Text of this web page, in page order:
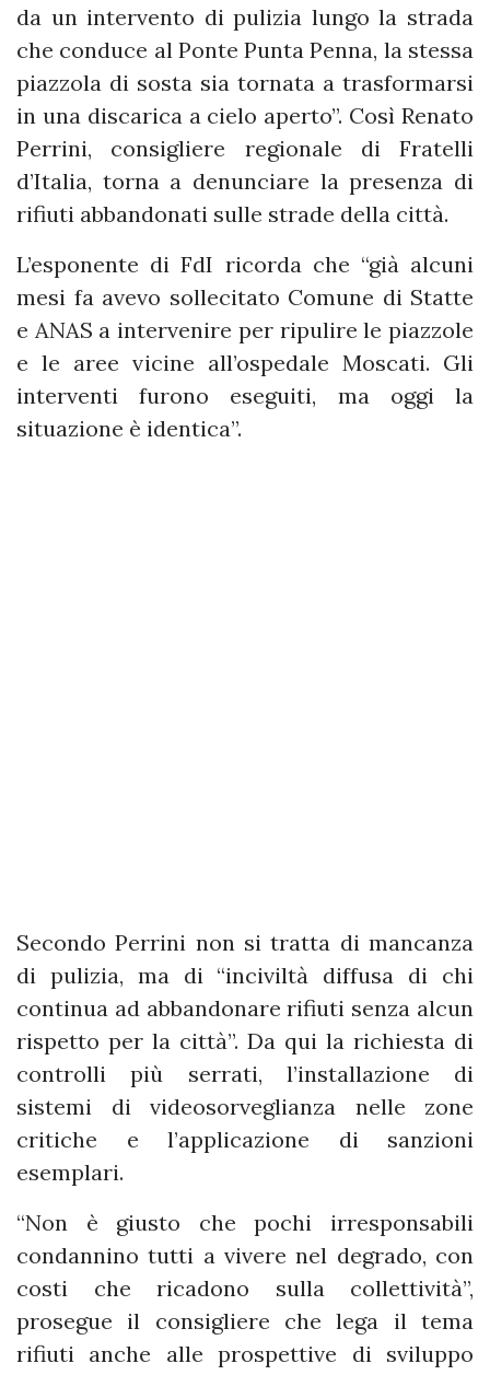
da un intervento di pulizia lungo la strada
che conduce al Ponte Punta Penna, la stessa
piazzola di sosta sia tornata a trasformarsi
in una discarica a cielo aperto”. Così Renato
Perrini, consigliere regionale di Fratelli
d’Italia, torna a denunciare la presenza di
rifiuti abbandonati sulle strade della città.
L’esponente di FdI ricorda che “già alcuni
mesi fa avevo sollecitato Comune di Statte
e ANAS a intervenire per ripulire le piazzole
e le aree vicine all’ospedale Moscati. Gli
interventi furono eseguiti, ma oggi la
situazione è identica”.
Secondo Perrini non si tratta di mancanza
di pulizia, ma di “inciviltà diffusa di chi
continua ad abbandonare rifiuti senza alcun
rispetto per la città”. Da qui la richiesta di
controlli più serrati, l’installazione di
sistemi di videosorveglianza nelle zone
critiche e l’applicazione di sanzioni
esemplari.
“Non è giusto che pochi irresponsabili
condannino tutti a vivere nel degrado, con
costi che ricadono sulla collettività”,
prosegue il consigliere che lega il tema
rifiuti anche alle prospettive di sviluppo